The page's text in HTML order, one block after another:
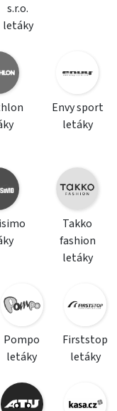
s.r.o.
letáky
Envy sport
letáky
Takko
fashion
letáky
Pompo
letáky
Firststop
letáky